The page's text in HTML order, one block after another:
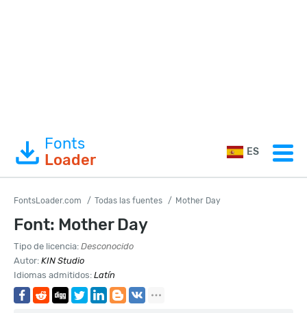
Fonts
Loader
ES
FontsLoader.com Todas las fuentes Mother Day
Font: Mother Day
Tipo de licencia: Desconocido
Autor: KIN Studio
Idiomas admitidos: Latín